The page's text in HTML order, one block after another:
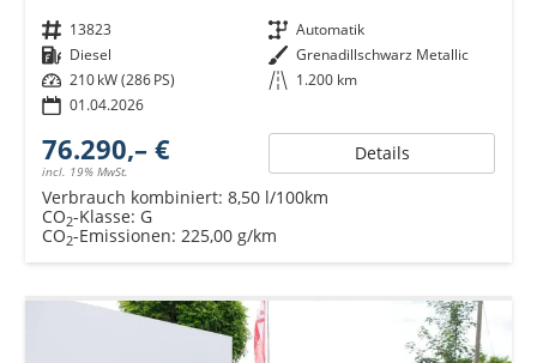
Fahrzeugnr. 13823 Getriebe Automatik
Kraftstoff Diesel Außenfarbe Grenadillschwarz Metallic
Leistung 210 kW (286 PS) Kilometerstand 1.200 km
01.04.2026
76.290,– €
incl. 19% MwSt.
Details
Verbrauch kombiniert: 8,50 l/100km
CO2-Klasse: G
CO2-Emissionen: 225,00 g/km